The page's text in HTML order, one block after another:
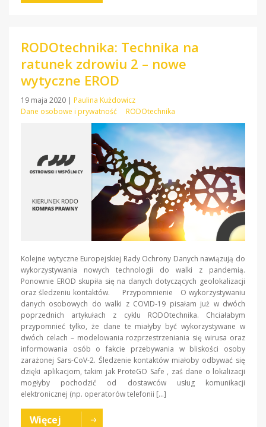
RODOtechnika: Technika na
ratunek zdrowiu 2 – nowe
wytyczne EROD
19 maja 2020 | Paulina Kużdowicz
Dane osobowe i prywatność
RODOtechnika
Kolejne wytyczne Europejskiej Rady Ochrony Danych nawiązują do
wykorzystywania nowych technologii do walki z pandemią.
Ponownie EROD skupiła się na danych dotyczących geolokalizacji
oraz śledzeniu kontaktów. Przypomnienie O wykorzystywaniu
danych osobowych do walki z COVID-19 pisałam już w dwóch
poprzednich artykułach z cyklu RODOtechnika. Chciałabym
przypomnieć tylko, że dane te miałyby być wykorzystywane w
dwóch celach – modelowania rozprzestrzeniania się wirusa oraz
informowania osób o fakcie przebywania w bliskości osoby
zarażonej Sars-CoV-2. Śledzenie kontaktów miałoby odbywać się
dzięki aplikacjom, takim jak ProteGO Safe , zaś dane o lokalizacji
mogłyby pochodzić od dostawców usług komunikacji
elektronicznej (np. operatorów telefonii […]
Więcej